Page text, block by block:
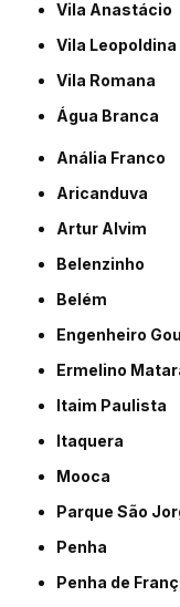
Vila Anastácio
Vila Leopoldina
Vila Romana
Água Branca
Anália Franco
Aricanduva
Artur Alvim
Belenzinho
Belém
Engenheiro
Ermelino
Itaim Paulista
Itaquera
Mooca
Parque São
Penha
Penha de